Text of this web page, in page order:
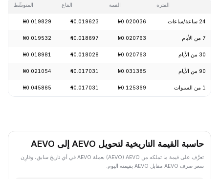
الفترة القمة القاع المتوسِّط
24 ساعة/ساعات ₦0.020036
₦0.019623
₦0.019829
7 من الأيام ₦0.020763
₦0.018697
₦0.019532
30 من الأيام ₦0.020763
₦0.018028
₦0.018981
90 من الأيام ₦0.031385
₦0.017031
₦0.021054
1 من السنوات ₦0.125369
₦0.017031
₦0.045865
حاسبة القيمة التاريخية لتحويل AEVO إلى AEVO
تعرَّف على قيمة ما تملكه من AEVO ‏(AEVO) بعملة AEVO في أي تاريخ سابق، وقارِن
سعر صرف AEVO مقابل AEVO بقيمته اليوم.